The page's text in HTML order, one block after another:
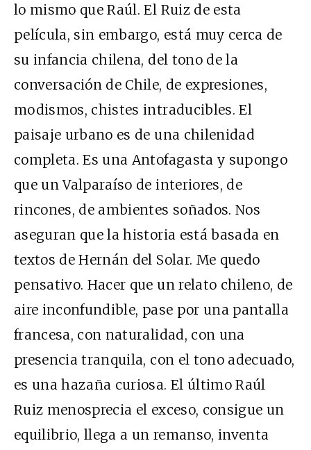
lo mismo que Raúl. El Ruiz de esta
película, sin embargo, está muy cerca de
su infancia chilena, del tono de la
conversación de Chile, de expresiones,
modismos, chistes intraducibles. El
paisaje urbano es de una chilenidad
completa. Es una Antofagasta y supongo
que un Valparaíso de interiores, de
rincones, de ambientes soñados. Nos
aseguran que la historia está basada en
textos de Hernán del Solar. Me quedo
pensativo. Hacer que un relato chileno, de
aire inconfundible, pase por una pantalla
francesa, con naturalidad, con una
presencia tranquila, con el tono adecuado,
es una hazaña curiosa. El último Raúl
Ruiz menosprecia el exceso, consigue un
equilibrio, llega a un remanso, inventa